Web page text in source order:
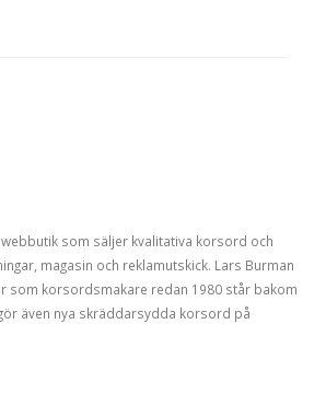
webbutik som säljer kvalitativa korsord och
magasin och reklamutskick. Lars Burman
som korsordsmakare redan 1980 står bakom
även nya skräddarsydda korsord på